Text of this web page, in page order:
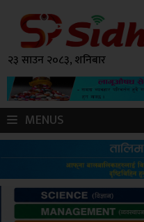
२३ साउन २०८३, शनिबार
MENUS